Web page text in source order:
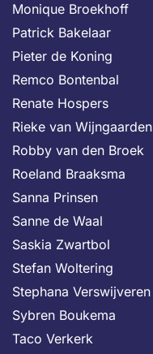
Monique Broekhoff
Patrick Bakelaar
Pieter de Koning
Remco Bontenbal
Renate Hospers
Rieke van Wijngaarden
Robby van den Broek
Roeland Braaksma
Sanna Prinsen
Sanne de Waal
Saskia Zwartbol
Stefan Woltering
Stephana Verswijveren
Sybren Boukema
Taco Verkerk